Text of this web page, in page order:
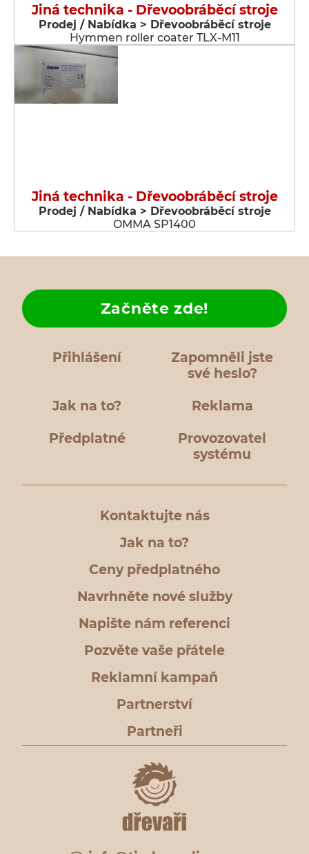
Jiná technika - Dřevoobráběcí stroje
Prodej / Nabídka > Dřevoobráběcí stroje
Hymmen roller coater TLX-M11
Jiná technika - Dřevoobráběcí stroje
Prodej / Nabídka > Dřevoobráběcí stroje
OMMA SP1400
Přihlášení
Zapomněli jste
své heslo?
Jak na to?
Začněte zde!
Reklama
Předplatné
Provozovatel
systému
Kontaktujte nás
Jak na to?
Ceny předplatného
Navrhněte nové služby
Napište nám referenci
Pozvěte vaše přátele
Reklamní kampaň
Partnerství
Partneři